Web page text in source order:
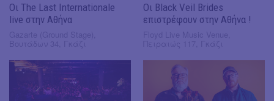
Οι The Last Internationale
live στην Αθήνα
Οι Black Veil Brides
επιστρέφουν στην Αθήνα !